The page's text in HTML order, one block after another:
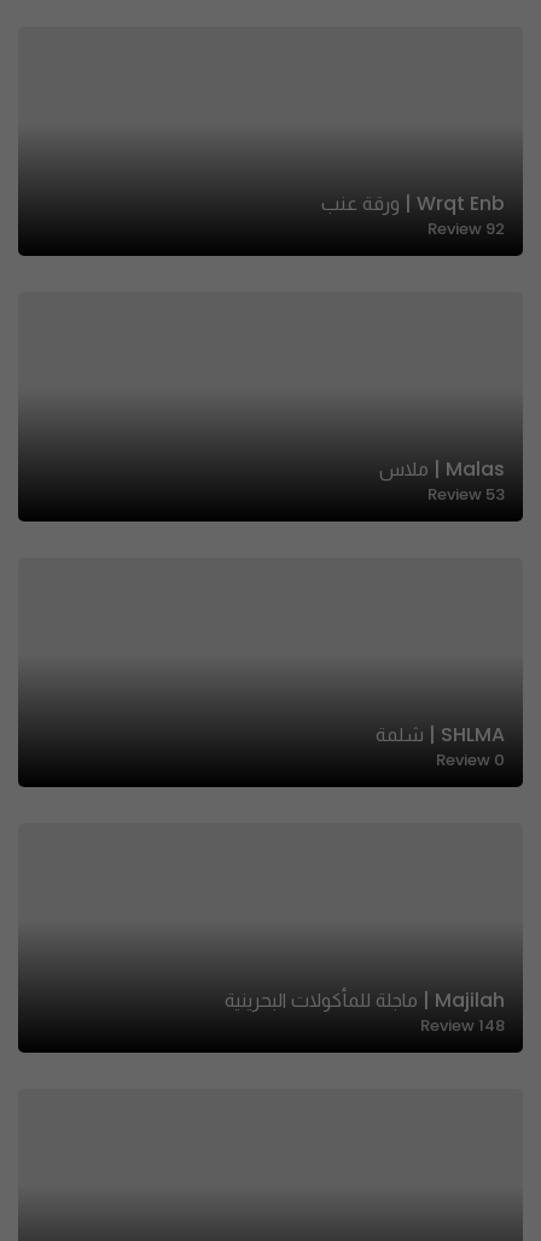
Wrqt Enb | ورقة عنب
92
Review
Malas | ملاس
53
Review
SHLMA | شلمة
0
Review
Majilah | ماجلة للمأكولات البحرينية
148
Review